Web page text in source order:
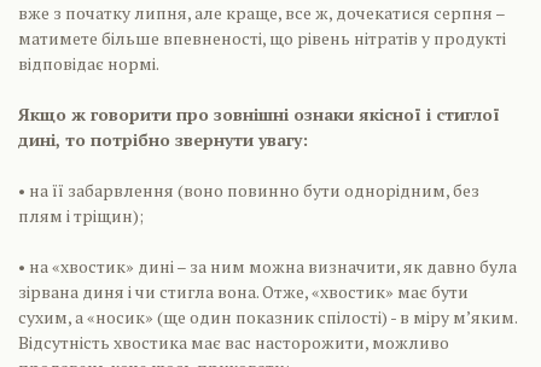
вже з початку липня, але краще, все ж, дочекатися серпня –
матимете більше впевненості, що рівень нітратів у продукті
відповідає нормі.
Якщо ж говорити про зовнішні ознаки якісної і стиглої
дині, то потрібно звернути увагу:
• на її забарвлення (воно повинно бути однорідним, без
плям і тріщин);
• на «хвостик» дині – за ним можна визначити, як давно була
зірвана диня і чи стигла вона. Отже, «хвостик» має бути
сухим, а «носик» (ще один показник спілості) - в міру м’яким.
Відсутність хвостика має вас насторожити, можливо